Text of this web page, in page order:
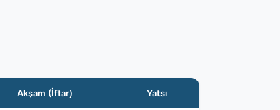
Akşam (İftar) Yatsı